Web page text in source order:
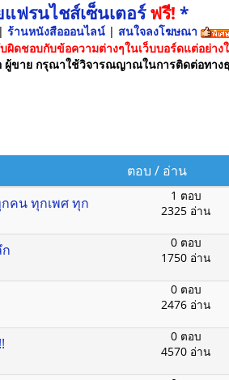
ฟรนไชส์เซ็นเตอร์ฟรี! *
| ร้านหนังสือออนไลน์ | สนใจลงโฆษณา
ดชอบกับข้อความต่างๆในเว็บบอร์ดแต่อย่าง
ผู้ขาย กรุณาใช้วิจารณญาณในการติดต่อทาง
ตอบ / อ่าน
คน ทุกเพศ ทุก
1 ตอบ
2325 อ่าน
0 ตอบ
1750 อ่าน
0 ตอบ
2476 อ่าน
0 ตอบ
4570 อ่าน